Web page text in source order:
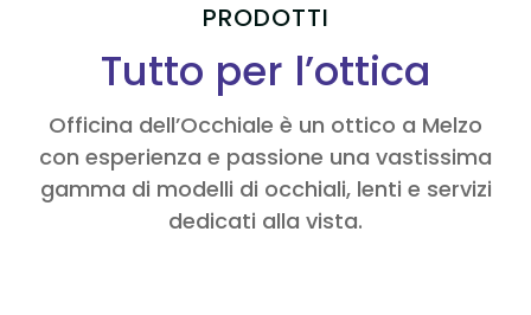
PRODOTTI
Tutto per l’ottica
Officina dell’Occhiale è un ottico a Melzo
con esperienza e passione una vastissima
gamma di modelli di occhiali, lenti e servizi
dedicati alla vista.